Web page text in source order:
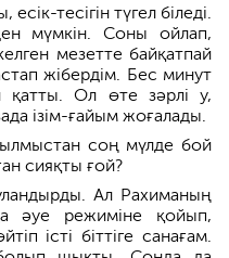
тесігін түгел біледі.
мүмкін. Соны ойлап,
мезетте байқатпай
жібердім. Бес минут
қатты. Ол өте зәрлі у,
ізім-ғайым жоғалады.
соң мүлде бой
сияқты ғой?
Ал Рахиманың
әуе режиміне қойып,
істі біттіге санағам.